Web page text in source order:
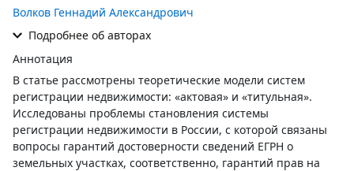
Волков Геннадий Александрович
Подробнее об авторах
Аннотация
В статье рассмотрены теоретические модели систем
регистрации недвижимости: «актовая» и «титульная».
Исследованы проблемы становления системы
регистрации недвижимости в России, с которой связаны
вопросы гарантий достоверности сведений ЕГРН о
земельных участках, соответственно, гарантий прав на